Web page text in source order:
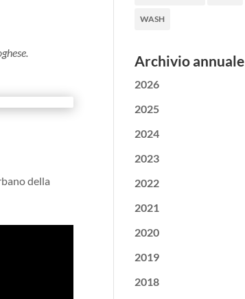
della
WASH
Archivio annuale
2026
2025
2024
2023
2022
2021
2020
2019
2018